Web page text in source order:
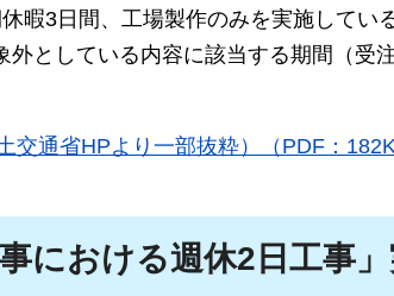
暇3日間、工場製作のみを実施してい
外としている内容に該当する期間（受
交通省HPより一部抜粋）（PDF：
における週休2日工事